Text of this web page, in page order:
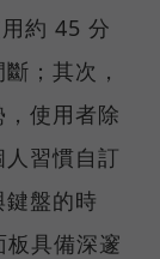
約 45 分
；其次，
使用者除
習慣自訂
盤的時
具備深邃